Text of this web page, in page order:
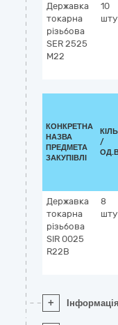
Державка
токарна
різьбова
SЕR 2525
M22
10
КОНКРЕТНА
НАЗВА
ПРЕДМЕТА
ЗАКУПІВЛІ
/
Державка
токарна
різьбова
SIR 0025
R22B
8
+